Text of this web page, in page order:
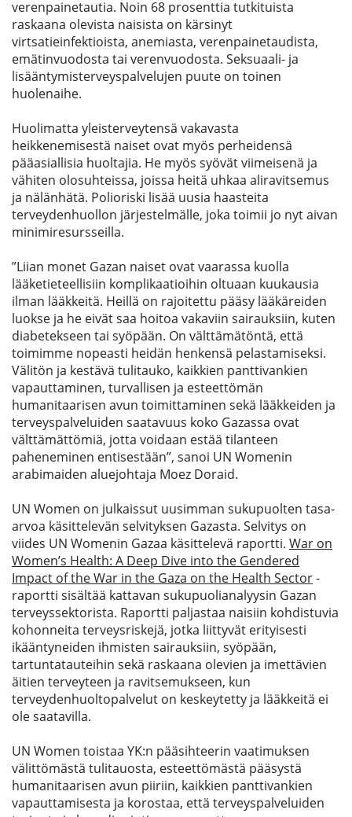
verenpainetautia. Noin 68 prosenttia tutkituista
raskaana olevista naisista on kärsinyt
virtsatieinfektioista, anemiasta, verenpainetaudista,
emätinvuodosta tai verenvuodosta. Seksuaali- ja
lisääntymisterveyspalvelujen puute on toinen
huolenaihe.
Huolimatta yleisterveytensä vakavasta
heikkenemisestä naiset ovat myös perheidensä
pääasiallisia huoltajia. He myös syövät viimeisenä ja
vähiten olosuhteissa, joissa heitä uhkaa aliravitsemus
ja nälänhätä. Polioriski lisää uusia haasteita
terveydenhuollon järjestelmälle, joka toimii jo nyt aivan
minimiresursseilla.
”Liian monet Gazan naiset ovat vaarassa kuolla
lääketieteellisiin komplikaatioihin oltuaan kuukausia
ilman lääkkeitä. Heillä on rajoitettu pääsy lääkäreiden
luokse ja he eivät saa hoitoa vakaviin sairauksiin, kuten
diabetekseen tai syöpään. On välttämätöntä, että
toimimme nopeasti heidän henkensä pelastamiseksi.
Välitön ja kestävä tulitauko, kaikkien panttivankien
vapauttaminen, turvallisen ja esteettömän
humanitaarisen avun toimittaminen sekä lääkkeiden ja
terveyspalveluiden saatavuus koko Gazassa ovat
välttämättömiä, jotta voidaan estää tilanteen
paheneminen entisestään”, sanoi UN Womenin
arabimaiden aluejohtaja Moez Doraid.
UN Women on julkaissut uusimman sukupuolten tasa-
arvoa käsittelevän selvityksen Gazasta. Selvitys on
viides UN Womenin Gazaa käsittelevä raportti. War on
Women’s Health: A Deep Dive into the Gendered
Impact of the War in the Gaza on the Health Sector-
raportti sisältää kattavan sukupuolianalyysin Gazan
terveyssektorista. Raportti paljastaa naisiin kohdistuvia
kohonneita terveysriskejä, jotka liittyvät erityisesti
ikääntyneiden ihmisten sairauksiin, syöpään,
tartuntatauteihin sekä raskaana olevien ja imettävien
äitien terveyteen ja ravitsemukseen, kun
terveydenhuoltopalvelut on keskeytetty ja lääkkeitä ei
ole saatavilla.
UN Women toistaa YK:n pääsihteerin vaatimuksen
välittömästä tulitauosta, esteettömästä pääsystä
humanitaarisen avun piiriin, kaikkien panttivankien
vapauttamisesta ja korostaa, että terveyspalveluiden